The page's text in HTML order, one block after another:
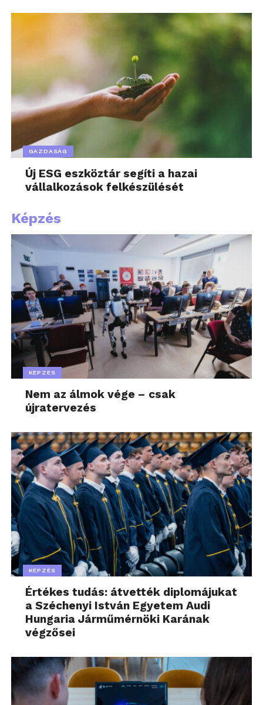
GAZDASÁG
Új ESG eszköztár segíti a hazai
vállalkozások felkészülését
Képzés
KÉPZÉS
Nem az álmok vége – csak
újratervezés
KÉPZÉS
Értékes tudás: átvették diplomájukat
a Széchenyi István Egyetem Audi
Hungaria Járműmérnöki Karának
végzősei